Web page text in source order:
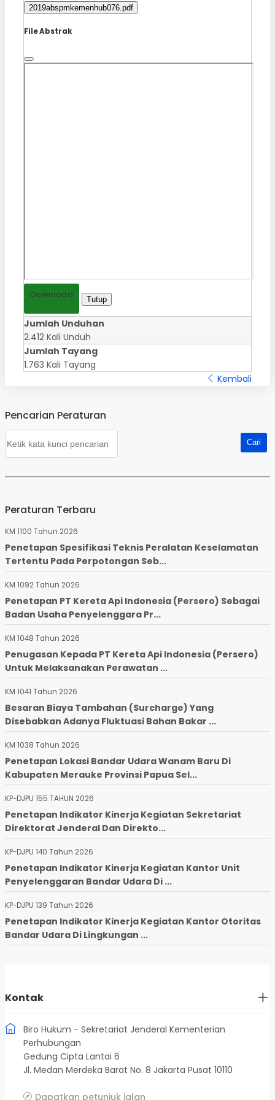
2019abspmkemenhub076.pdf
File Abstrak
Download Tutup
Jumlah Unduhan
2.412 Kali Unduh
Jumlah Tayang
1.763 Kali Tayang
Kembali
Pencarian Peraturan
Peraturan Terbaru
KM 1100 Tahun 2026
Penetapan Spesifikasi Teknis Peralatan Keselamatan
Tertentu Pada Perpotongan Seb...
KM 1092 Tahun 2026
Penetapan PT Kereta Api Indonesia (Persero) Sebagai
Badan Usaha Penyelenggara Pr...
KM 1048 Tahun 2026
Penugasan Kepada PT Kereta Api Indonesia (Persero)
Untuk Melaksanakan Perawatan ...
KM 1041 Tahun 2026
Besaran Biaya Tambahan (Surcharge) Yang
Disebabkan Adanya Fluktuasi Bahan Bakar ...
KM 1038 Tahun 2026
Penetapan Lokasi Bandar Udara Wanam Baru Di
Kabupaten Merauke Provinsi Papua Sel...
KP-DJPU 155 TAHUN 2026
Penetapan Indikator Kinerja Kegiatan Sekretariat
Direktorat Jenderal Dan Direkto...
KP-DJPU 140 Tahun 2026
Penetapan Indikator Kinerja Kegiatan Kantor Unit
Penyelenggaran Bandar Udara Di ...
KP-DJPU 139 Tahun 2026
Penetapan Indikator Kinerja Kegiatan Kantor Otoritas
Bandar Udara Di Lingkungan ...
Kontak
Biro Hukum - Sekretariat Jenderal Kementerian
Perhubungan
Gedung Cipta Lantai 6
Jl. Medan Merdeka Barat No. 8 Jakarta Pusat 10110
Dapatkan petunjuk jalan